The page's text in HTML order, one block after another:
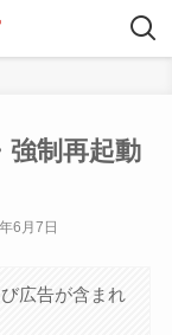
強制再起動
6月7日
広告が含まれ